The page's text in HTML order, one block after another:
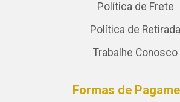
Política de Frete
Política de Retirada
Trabalhe Conosco
Formas de